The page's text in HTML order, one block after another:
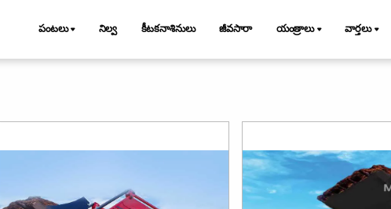
పంటలు నిల్వ కీటకనాశినులు జీవసారా యంత్రాలు వార్తలు